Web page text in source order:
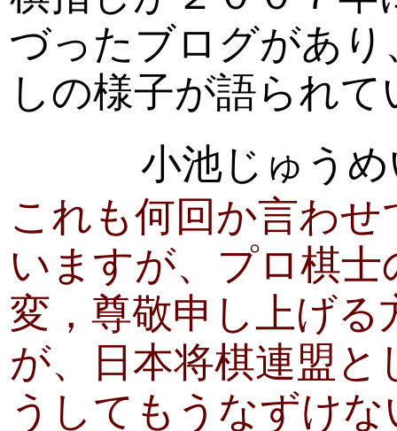
づったブログがあ
しの様子が語られ
小池じゅう
これも何回か言わ
いますが、プロ棋
変，尊敬申し上げ
が、日本将棋連盟
うしてもうなずけ